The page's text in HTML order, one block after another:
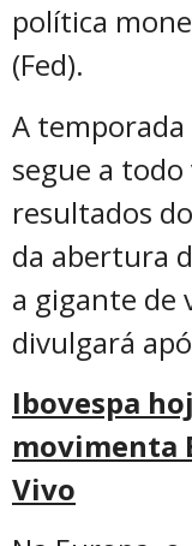
política
(Fed).
A temporada
segue a
resultados
da abertura
a gigante de
divulgará
Ibovespa
movimenta
Vivo